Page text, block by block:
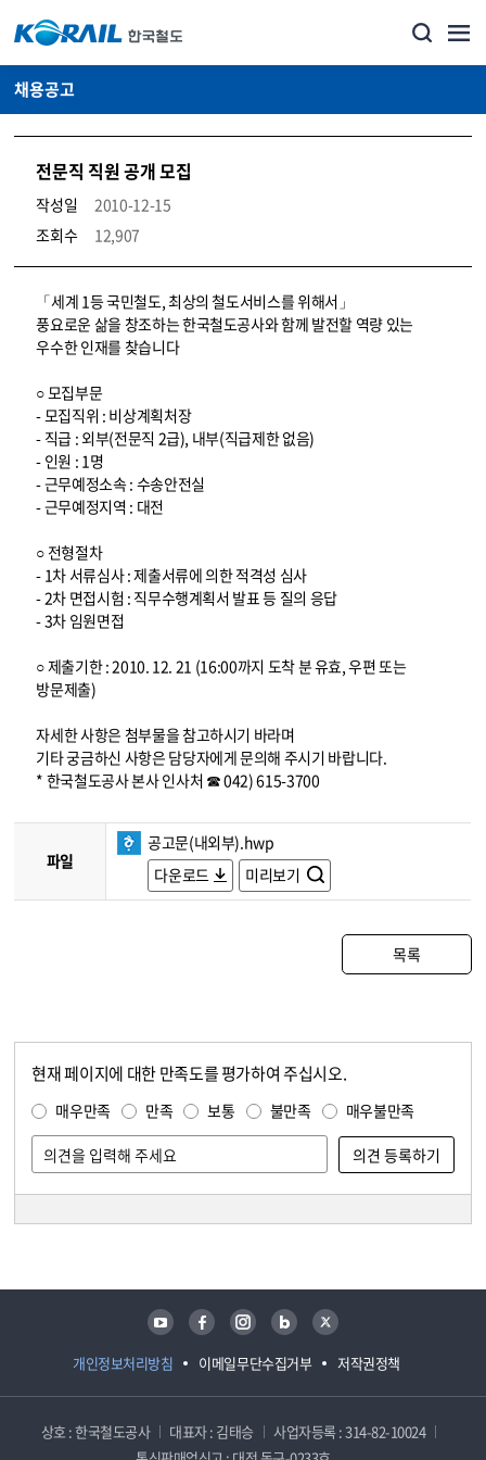
채용공고
전문직 직원 공개 모집
작성일
2010-12-15
조회수
12,907
코레일소개_경영공시_채용공고 상세보기 – 내용, 파일, 담당자 연락처로 구성
「세계 1등 국민철도, 최상의 철도서비스를 위해서」
풍요로운 삶을 창조하는 한국철도공사와 함께 발전할 역량 있는
우수한 인재를 찾습니다
○ 모집부문
- 모집직위 : 비상계획처장
- 직급 : 외부(전문직 2급), 내부(직급제한 없음)
- 인원 : 1명
- 근무예정소속 : 수송안전실
- 근무예정지역 : 대전
○ 전형절차
- 1차 서류심사 : 제출서류에 의한 적격성 심사
- 2차 면접시험 : 직무수행계획서 발표 등 질의 응답
- 3차 임원면접
○ 제출기한 : 2010. 12. 21 (16:00까지 도착 분 유효, 우편 또는
방문제출)
자세한 사항은 첨부물을 참고하시기 바라며
기타 궁금하신 사항은 담당자에게 문의해 주시기 바랍니다.
* 한국철도공사 본사 인사처 ☎ 042) 615-3700
파일
공고문(내외부).hwp
다운로드
미리보기
목록
현재 페이지에 대한 만족도를 평가하여 주십시오.
매우만족 만족 보통 불만족 매우불만족
개인정보처리방침 이메일무단수집거부 저작권정책
유튜브 페이스북 인스타그램 블로그 트위터
상호 : 한국철도공사 대표자 : 김태승
사업자등록 : 314-82-10024